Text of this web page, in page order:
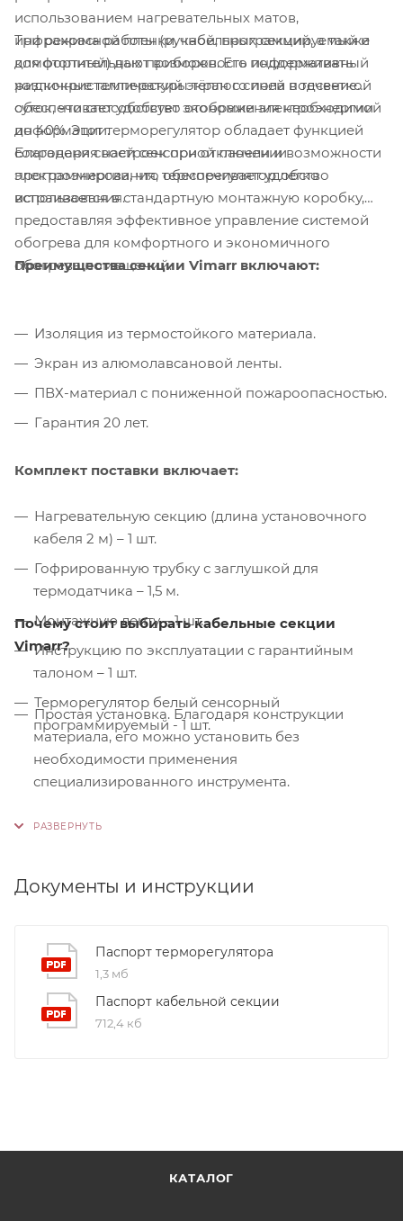
использованием нагревательных матов,
инфракрасной пленки, кабельных секций, а также
для отопительных приборов. Его информативный
жидкокристаллический экран с синей подсветкой
обеспечивает удобство отображения необходимой
информации.
Три режима работы (ручной, программируемый и
комфортный) дают возможность поддерживать
различные температуры тёплого пола в течение
суток, что способствует экономии электроэнергии
до 40%. Этот терморегулятор обладает функцией
сохранения настроек при отключении
электроэнергии, что обеспечивает удобство
использования.
Благодаря своей сенсорной панели и возможности
программирования, терморегулятор легко
встраивается в стандартную монтажную коробку,
предоставляя эффективное управление системой
обогрева для комфортного и экономичного
обогрева помещений.
Преимущества секции Vimarr включают:
Изоляция из термостойкого материала.
Экран из алюмолавсановой ленты.
ПВХ-материал с пониженной пожароопасностью.
Гарантия 20 лет.
Комплект поставки включает:
Нагревательную секцию (длина установочного
кабеля 2 м) – 1 шт.
Гофрированную трубку с заглушкой для
термодатчика – 1,5 м.
Монтажную ленту – 1 шт.
Инструкцию по эксплуатации с гарантийным
талоном – 1 шт.
Терморегулятор белый сенсорный
программируемый - 1 шт.
Почему стоит выбирать кабельные секции
Vimarr?
Простая установка. Благодаря конструкции
материала, его можно установить без
необходимости применения
специализированного инструмента.
используются только высококачественные
9001:2015. Это обеспечивает надежность и
Документы и инструкции
Паспорт терморегулятора
1,3 мб
Паспорт кабельной секции
712,4 кб
КАТАЛОГ